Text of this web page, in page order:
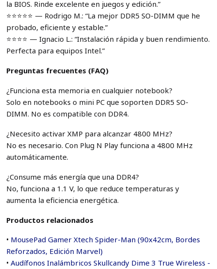
la BIOS. Rinde excelente en juegos y edición.”
⭐️⭐️⭐️⭐️⭐️ — Rodrigo M.: “La mejor DDR5 SO-DIMM que he
probado, eficiente y estable.”
⭐️⭐️⭐️⭐️ — Ignacio L.: “Instalación rápida y buen rendimiento.
Perfecta para equipos Intel.”
Preguntas frecuentes (FAQ)
¿Funciona esta memoria en cualquier notebook?
Solo en notebooks o mini PC que soporten DDR5 SO-
DIMM. No es compatible con DDR4.
¿Necesito activar XMP para alcanzar 4800 MHz?
No es necesario. Con Plug N Play funciona a 4800 MHz
automáticamente.
¿Consume más energía que una DDR4?
No, funciona a 1.1 V, lo que reduce temperaturas y
aumenta la eficiencia energética.
Productos relacionados
• MousePad Gamer Xtech Spider-Man (90x42cm, Bordes
Reforzados, Edición Marvel)
• Audífonos Inalámbricos Skullcandy Dime 3 True Wireless -